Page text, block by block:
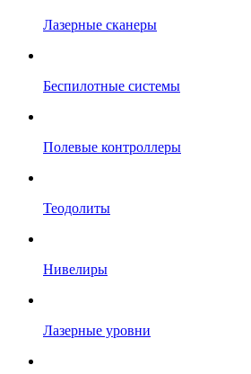
Лазерные сканеры
Беспилотные системы
Полевые контроллеры
Теодолиты
Нивелиры
Лазерные уровни